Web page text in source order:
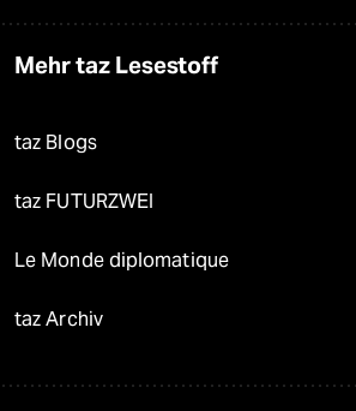
Mehr taz Lesestoff
taz Blogs
taz FUTURZWEI
Le Monde diplomatique
taz Archiv